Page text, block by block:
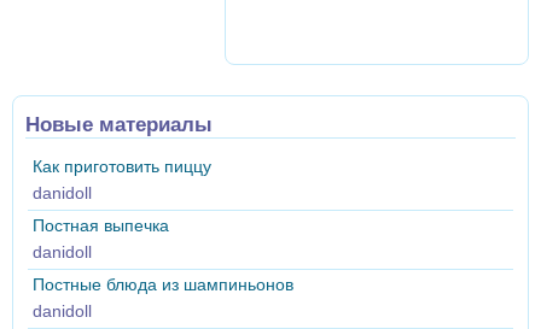
Новые материалы
Как приготовить пиццу
danidoll
Постная выпечка
danidoll
Постные блюда из шампиньонов
danidoll